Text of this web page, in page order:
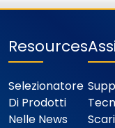
Resources
Selezionatore
Di Prodotti
Nelle News